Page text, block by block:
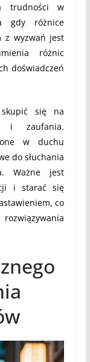
trudności w
gdy różnice
z wyzwań jest
różnic
doświadczeń
się na
i zaufania.
w duchu
do słuchania
Ważne jest
i starać się
co